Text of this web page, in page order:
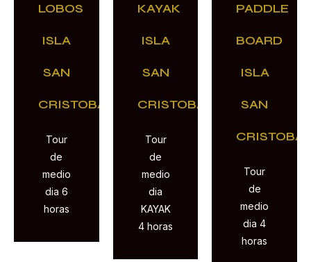
LOBOS
ISLA
SAN
CRISTOBAL
Tour
de
medio
dia 6
horas
KAYAK
ISLA
SAN
CRISTOBAL
Tour
de
medio
dia
KAYAK
4 horas
PADDLE
BOARD
ISLA
SAN
Tour
de
medio
dia 4
horas